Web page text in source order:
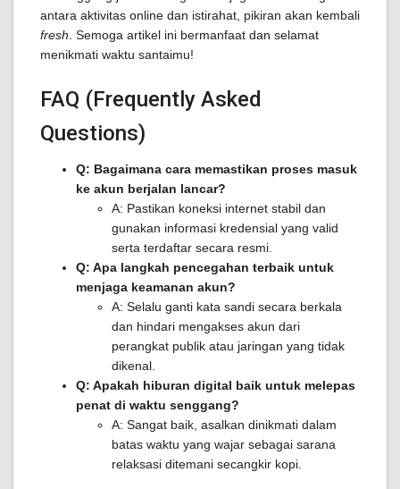
antara aktivitas online dan istirahat, pikiran akan kembali
fresh . Semoga artikel ini bermanfaat dan selamat
menikmati waktu santaimu!
FAQ (Frequently Asked
Questions)
Q: Bagaimana cara memastikan proses masuk
ke akun berjalan lancar?
A: Pastikan koneksi internet stabil dan
gunakan informasi kredensial yang valid
serta terdaftar secara resmi.
Q: Apa langkah pencegahan terbaik untuk
menjaga keamanan akun?
A: Selalu ganti kata sandi secara berkala
dan hindari mengakses akun dari
perangkat publik atau jaringan yang tidak
dikenal.
Q: Apakah hiburan digital baik untuk melepas
penat di waktu senggang?
A: Sangat baik, asalkan dinikmati dalam
batas waktu yang wajar sebagai sarana
relaksasi ditemani secangkir kopi.